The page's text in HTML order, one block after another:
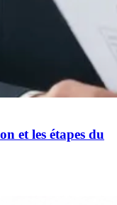
et les étapes du